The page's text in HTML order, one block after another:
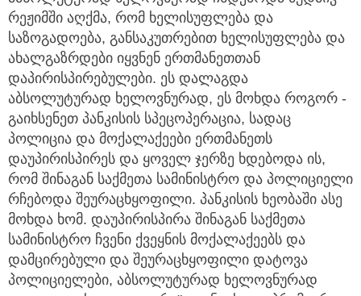
რეჟიმში აღქმა, რომ ხელისუფლება და
საზოგადოება, განსაკუთრებით ხელისუფლება და
ახალგაზრდები იყვნენ ერთმანეთთან
დაპირისპირებულები. ეს დალაგდა
აბსოლუტურად ხელოვნურად, ეს მოხდა როგორ -
გაიხსენეთ პანკისის სპეცოპერაცია, სადაც
პოლიცია და მოქალაქეები ერთმანეთს
დაუპირისპირეს და ყოველ ჯერზე ხდებოდა ის,
რომ შინაგან საქმეთა სამინისტრო და პოლიციელი
რჩებოდა შეურაცხყოფილი. პანკისის ხეობაში ასე
მოხდა ხომ. დაუპირისპირა შინაგან საქმეთა
სამინისტრო ჩვენი ქვეყნის მოქალაქეებს და
დამცირებული და შეურაცხყოფილი დატოვა
პოლიციელები, აბსოლუტურად ხელოვნურად